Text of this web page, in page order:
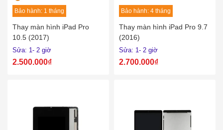
Bảo hành: 1 tháng
Thay màn hình iPad Pro
10.5 (2017)
Sửa: 1- 2 giờ
2.500.000₫
Bảo hành: 4 tháng
Thay màn hình iPad Pro 9.7
(2016)
Sửa: 1- 2 giờ
2.700.000₫